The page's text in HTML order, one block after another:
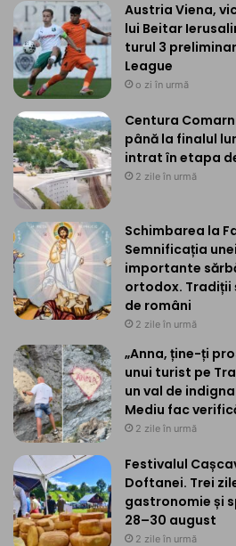
Austria Viena,
lui Beitar
turul 3
League
o zi în urmă
Centura
până la finalul
intrat în etapa
2 zile în urmă
Schimbarea la
Semnificația
importante
ortodox. Tradiții
de români
2 zile în urmă
„Anna, ține-ți
unui turist pe
un val de
Mediu fac
2 zile în urmă
Festivalul
Doftanei. Trei
gastronomie și
28–30 august
2 zile în urmă